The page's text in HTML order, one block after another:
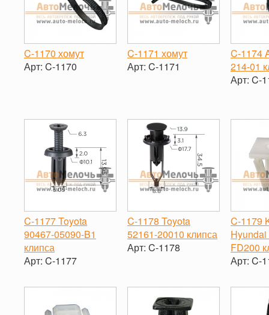
C-1170 хомут
Арт: C-1170
C-1171 хомут
Арт: C-1171
C-1174
214-01
Арт: C-
C-1177 Toyota
90467-05090-B1
клипса
Арт: C-1177
-
+
C-1178 Toyota
52161-20010 клипса
Арт: C-1178
C-1179
FD200
Арт: C-
-